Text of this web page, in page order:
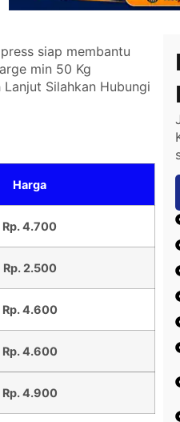
siap membantu
min 50 Kg
Silahkan Hubungi
Harga
Rp. 4.700
Rp. 2.500
Rp. 4.600
Rp. 4.600
Rp. 4.900